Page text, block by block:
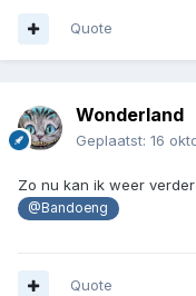
Quote
Wonderland
Geplaatst: 16
Zo nu kan ik weer
@Bandoeng
Quote